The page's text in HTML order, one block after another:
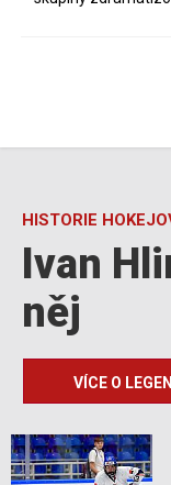
HISTORIE
Ivan
něj
VÍCE O